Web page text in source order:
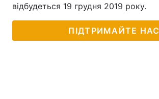
відбудеться 19 грудня 2019 року.
ПІДТРИМАЙТЕ НАС